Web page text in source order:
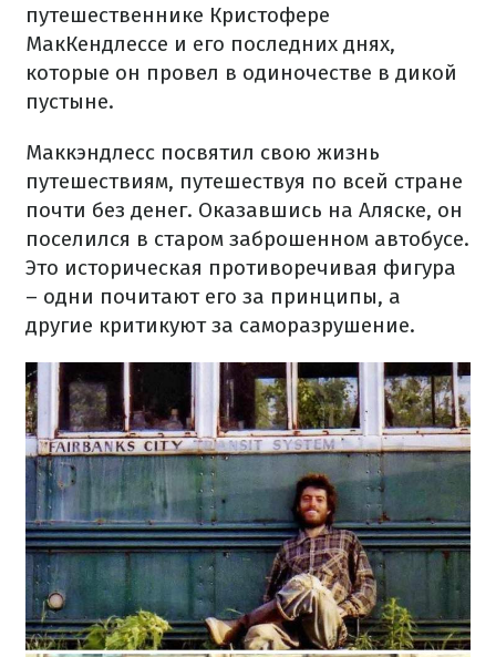
путешественнике Кристофере
МакКендлессе и его последних днях,
которые он провел в одиночестве в дикой
пустыне.
Маккэндлесс посвятил свою жизнь
путешествиям, путешествуя по всей стране
почти без денег. Оказавшись на Аляске, он
поселился в старом заброшенном автобусе.
Это историческая противоречивая фигура
– одни почитают его за принципы, а
другие критикуют за саморазрушение.